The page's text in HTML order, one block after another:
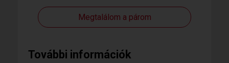
Megtalálom a párom
További információk